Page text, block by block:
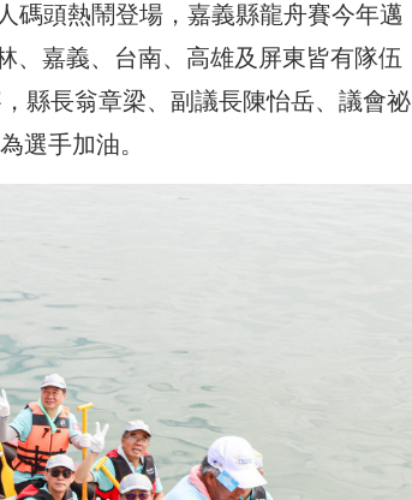
碼頭熱鬧登場，嘉義縣龍舟賽今年邁
、嘉義、台南、高雄及屏東皆有隊伍
縣長翁章梁、副議長陳怡岳、議會祕
選手加油。